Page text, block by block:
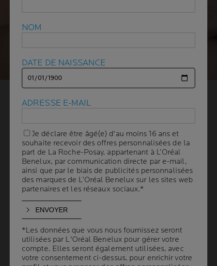
LA PEAU DE BÉBÉ EST
SOUMISE
À DE SÉVÈRES
AGRESSIONS
Bien qu'elle présente la même structure qu'une peau
d'adulte, la peau de bébé est plus fragile et sensible
aux agressions extérieures. Pour veiller au confort et au
bien-être de votre bébé, il est important d'associer la
bonne routine aux bons produits de soin pour bébé tout
NOM
DATE DE NAISSANCE
ADRESSE E-MAIL
Je déclare être âgé(e) d'au moins 16 ans et
souhaite recevoir des offres personnalisées de la
part de La Roche-Posay, appartenant à L’Oréal
Benelux, par communication directe par e-mail,
ainsi que par le biais de publicités personnalisées
des marques de L’Oréal Benelux sur les sites web
partenaires et les réseaux sociaux.*
*Les données que vous nous fournissez seront
utilisées par L'Oréal Benelux pour gérer votre
compte. Elles seront également utilisées, avec
votre consentement ci-dessus, pour enrichir votre
NOM
DATE DE NAISSANCE
ADRESSE E-MAIL
Je déclare être âgé(e) d'au moins 16 ans et
souhaite recevoir des offres personnalisées de la
part de La Roche-Posay, appartenant à L’Oréal
Benelux, par communication directe par e-mail,
ainsi que par le biais de publicités personnalisées
des marques de L’Oréal Benelux sur les sites web
partenaires et les réseaux sociaux.*
*Les données que vous nous fournissez seront
utilisées par L'Oréal Benelux pour gérer votre
compte. Elles seront également utilisées, avec
votre consentement ci-dessus, pour enrichir votre